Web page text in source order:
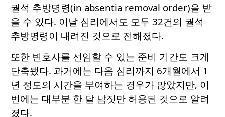
궐석 추방명령(in absentia removal order)을 받
을 수 있다. 이날 심리에서도 모두 32건의 궐석
추방명령이 내려진 것으로 전해졌다.
또한 변호사를 선임할 수 있는 준비 기간도 크게
단축됐다. 과거에는 다음 심리까지 6개월에서 1
년 정도의 시간을 부여하는 경우가 많았지만, 이
번에는 대부분 한 달 남짓만 허용된 것으로 알려
졌다.